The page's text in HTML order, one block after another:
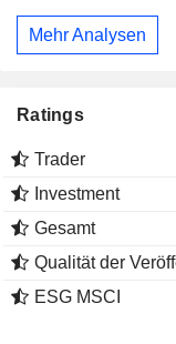
Mehr Analysen
Ratings
Trader
Investment
Gesamt
Qualität der
ESG MSCI